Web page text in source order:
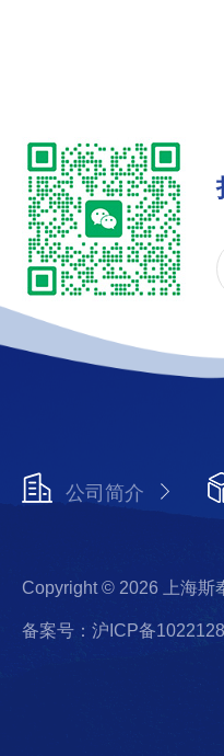
公司简介
Copyright © 2026 上海斯
备案号：沪ICP备